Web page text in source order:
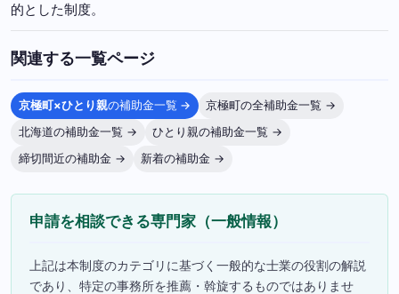
的とした制度。
関連する一覧ページ
京極町×ひとり親の補助金一覧 →
京極町の全補助金一覧 →
北海道の補助金一覧 →
ひとり親の補助金一覧 →
締切間近の補助金 →
新着の補助金 →
申請を相談できる専門家（一般情報）
上記は本制度のカテゴリに基づく一般的な士業の役割の解説
であり、特定の事務所を推薦・斡旋するものではありませ